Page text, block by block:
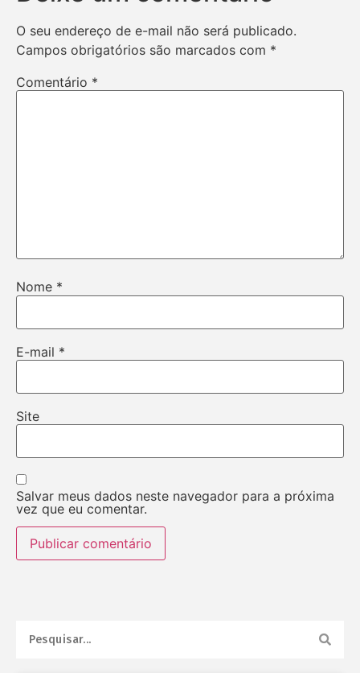
O seu endereço de e-mail não será publicado.
Campos obrigatórios são marcados com *
Comentário *
Nome *
E-mail *
Site
Salvar meus dados neste navegador para a próxima
vez que eu comentar.